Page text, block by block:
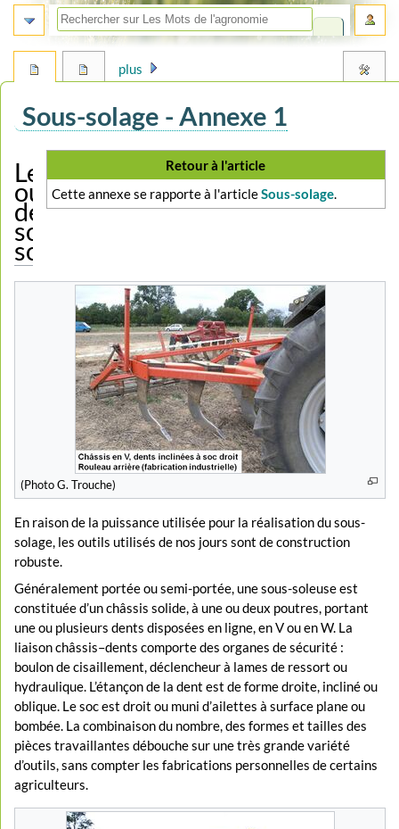
Sous-solage - Annexe 1
à
la
navigation
à
la
recherche
Retour à l'article
Cette annexe se rapporte à l'articleSous-solage.
Les
outils
de
sous-
solage
(Photo G. Trouche)
En raison de la puissance utilisée pour la réalisation du sous-
solage, les outils utilisés de nos jours sont de construction
robuste.
Généralement portée ou semi-portée, une sous-soleuse est
constituée d’un châssis solide, à une ou deux poutres, portant
une ou plusieurs dents disposées en ligne, en V ou en W. La
liaison châssis–dents comporte des organes de sécurité :
boulon de cisaillement, déclencheur à lames de ressort ou
hydraulique. L’étançon de la dent est de forme droite, incliné ou
oblique. Le soc est droit ou muni d’ailettes à surface plane ou
bombée. La combinaison du nombre, des formes et tailles des
pièces travaillantes débouche sur une très grande variété
d’outils, sans compter les fabrications personnelles de certains
agriculteurs.
plus